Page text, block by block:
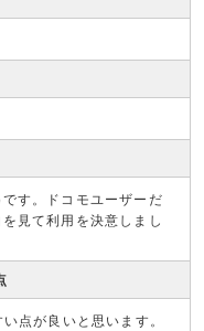
す。ドコモユーザーだ
見て利用を決意しまし
点が良いと思います。